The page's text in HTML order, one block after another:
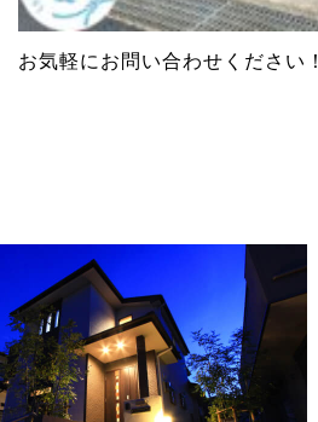
お気軽にお問い合わせください！